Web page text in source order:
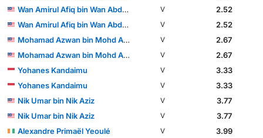
Wan Amirul Afiq bin Wan Abdul Rahman
V
2.52
Wan Amirul Afiq bin Wan Abdul Rahman
V
2.52
Mohamad Azwan bin Mohd Aripin
V
2.67
Mohamad Azwan bin Mohd Aripin
V
2.67
Yohanes Kandaimu
V
3.33
Yohanes Kandaimu
V
3.33
Nik Umar bin Nik Aziz
V
3.77
Nik Umar bin Nik Aziz
V
3.77
Alexandre Primaël Yeoulé
V
3.99